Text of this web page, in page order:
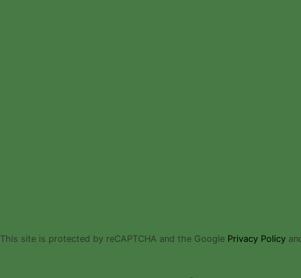
This site is protected by reCAPTCHA and the Google Privacy Policy